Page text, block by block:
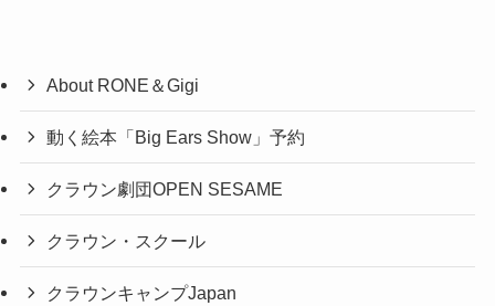
About RONE＆Gigi
動く絵本「Big Ears Show」予約
クラウン劇団OPEN SESAME
クラウン・スクール
クラウンキャンプJapan